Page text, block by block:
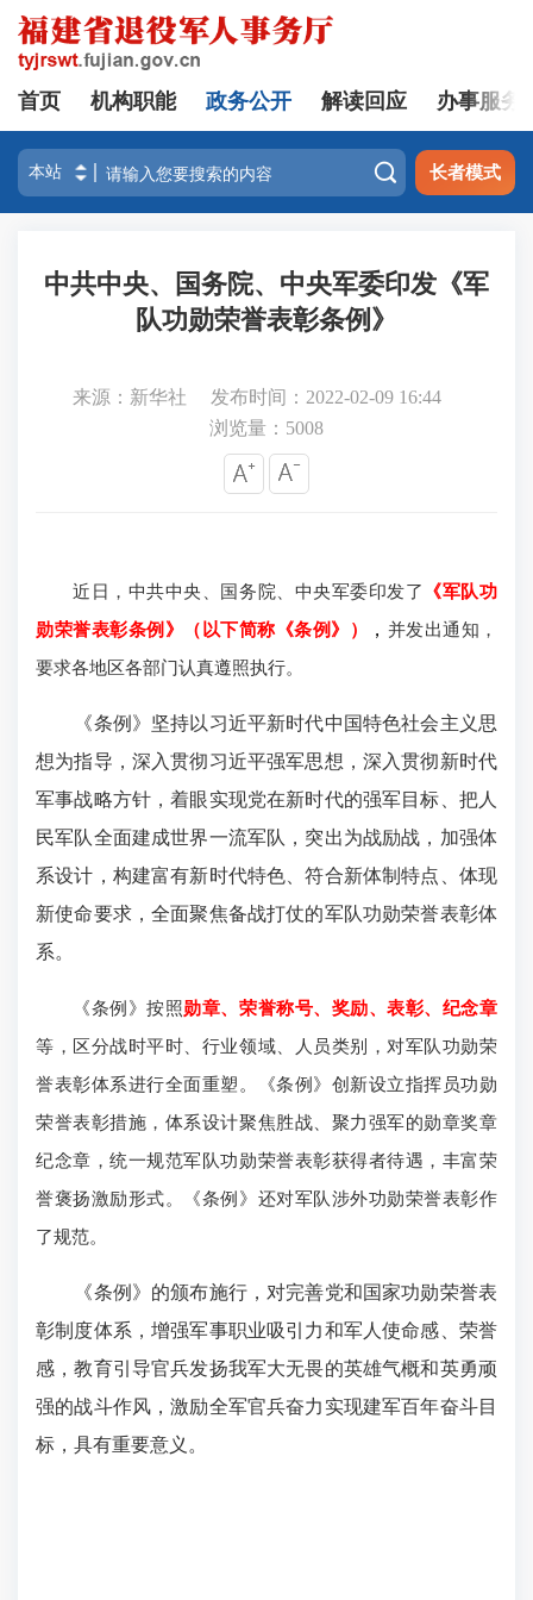
首页 机构职能 政务公开 解读回应 办事服务
 长者模式
中共中央、国务院、中央军委印发《军
队功勋荣誉表彰条例》
来源：新华社
发布时间：2022-02-09 16:44
浏览量： 5008
近日，中共中央、国务院、中央军委印发了 《军队功
勋荣誉表彰条例》（以下简称《条例》）
， 并发出通知，
要求各地区各部门认真遵照执行。
《条例》坚持以习近平新时代中国特色社会主义思
想为指导，深入贯彻习近平强军思想，深入贯彻新时代
军事战略方针，着眼实现党在新时代的强军目标、把人
民军队全面建成世界一流军队，突出为战励战，加强体
系设计，构建富有新时代特色、符合新体制特点、体现
新使命要求，全面聚焦备战打仗的军队功勋荣誉表彰体
系。
《条例》按照勋章、荣誉称号、奖励、表彰、纪念章
等，区分战时平时、行业领域、人员类别，对军队功勋荣
誉表彰体系进行全面重塑。《条例》创新设立指挥员功勋
荣誉表彰措施，体系设计聚焦胜战、聚力强军的勋章奖章
纪念章，统一规范军队功勋荣誉表彰获得者待遇，丰富荣
誉褒扬激励形式。《条例》还对军队涉外功勋荣誉表彰作
了规范。
《条例》的颁布施行，对完善党和国家功勋荣誉表
彰制度体系，增强军事职业吸引力和军人使命感、荣誉
感，教育引导官兵发扬我军大无畏的英雄气概和英勇顽
强的战斗作风，激励全军官兵奋力实现建军百年奋斗目
标，具有重要意义。